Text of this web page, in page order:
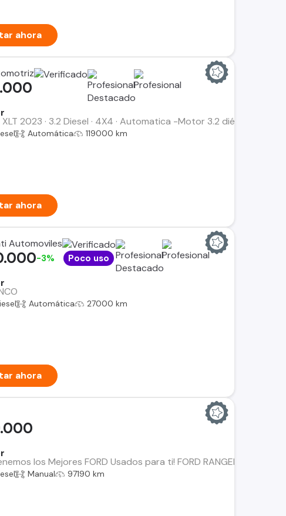
ahora
2023 · 3.2 Diesel · 4X4 · Automatica -Motor 3.2 diésel -
Automática 119000 km
ahora
Automoviles
-3% Poco uso
Automática 27000 km
ahora
los Mejores FORD Usados para ti! FORD RANGER XLT
Manual 97190 km